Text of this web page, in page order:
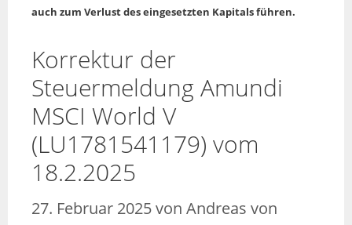
auch zum Verlust des eingesetzten Kapitals führen.
Korrektur der
Steuermeldung Amundi
MSCI World V
(LU1781541179) vom
18.2.2025
27. Februar 2025von Andreas von